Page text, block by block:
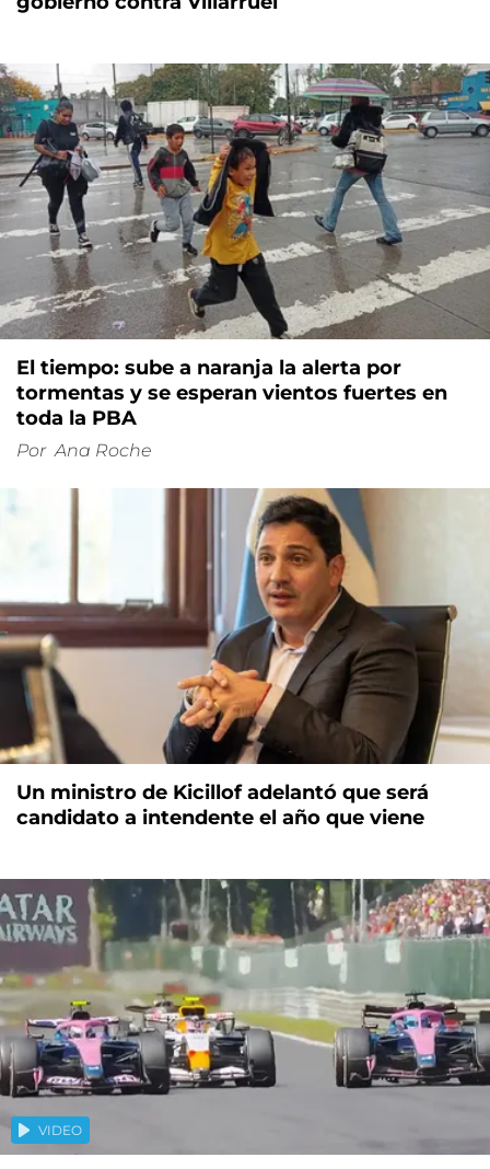
El tiempo: sube a naranja la alerta por
tormentas y se esperan vientos fuertes en
toda la PBA
Por Ana Roche
Un ministro de Kicillof adelantó que será
candidato a intendente el año que viene
VIDEO